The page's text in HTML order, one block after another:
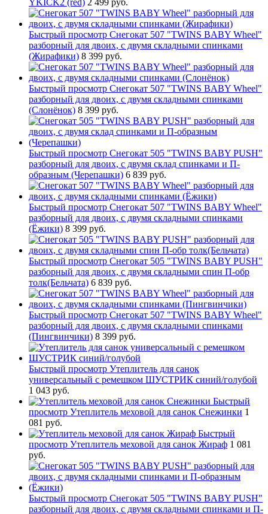
Быстрый просмотр Снегокат 507 "TWINS BABY Wheel"
разборный для двоих, с двумя складными спинками
(Жирафики) 8 399 руб.
Быстрый просмотр Снегокат 507 "TWINS BABY Wheel"
разборный для двоих, с двумя складными спинками
(Слонёнок) 8 399 руб.
Быстрый просмотр Снегокат 505 "TWINS BABY PUSH"
разборный для двоих, с двумя склад спинками и П-
образным (Черепашки) 6 839 руб.
Быстрый просмотр Снегокат 507 "TWINS BABY Wheel"
разборный для двоих, с двумя складными спинками
(Ёжики) 8 399 руб.
Быстрый просмотр Снегокат 505 "TWINS BABY PUSH"
разборный для двоих, с двумя складными спин П-обр
толк(Бельчата) 6 839 руб.
Быстрый просмотр Снегокат 507 "TWINS BABY Wheel"
разборный для двоих, с двумя складными спинками
(Пингвинчики) 8 399 руб.
Быстрый просмотр Утеплитель для санок
универсальный с ремешком ШУСТРИК синий/голубой
1 043 руб.
Быстрый
просмотр Утеплитель меховой для санок Снежинки 1
081 руб.
Быстрый
просмотр Утеплитель меховой для санок Жираф 1 081
руб.
Быстрый просмотр Снегокат 505 "TWINS BABY PUSH"
разборный для двоих, с двумя складными спинками и П-